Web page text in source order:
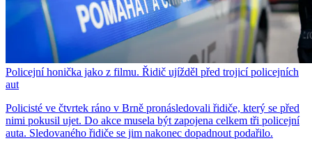
Policejní honička jako z filmu. Řidič ujížděl před trojicí policejních
aut
Policisté ve čtvrtek ráno v Brně pronásledovali řidiče, který se před
nimi pokusil ujet. Do akce musela být zapojena celkem tři policejní
auta. Sledovaného řidiče se jim nakonec dopadnout podařilo.